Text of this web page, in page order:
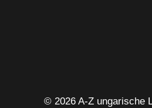
© 2026 A-Z ungarische